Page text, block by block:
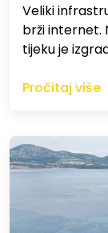
Veliki
brži internet.
tijeku je
Pročitaj više